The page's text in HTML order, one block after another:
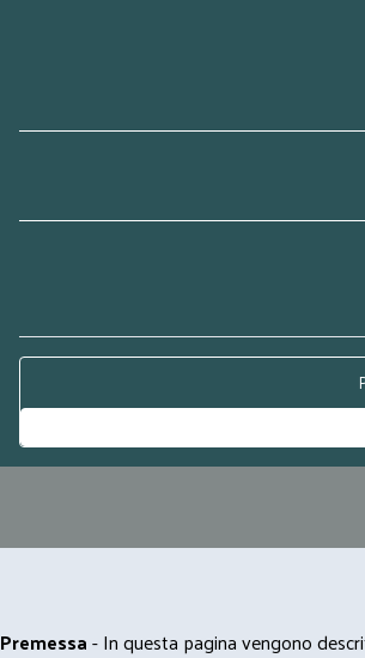
Premessa- In questa pagina vengono